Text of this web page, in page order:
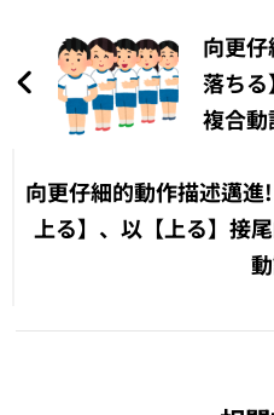
導
向更
落ち
複合
向更仔細的動作描述邁進
上る】、以【上る】接